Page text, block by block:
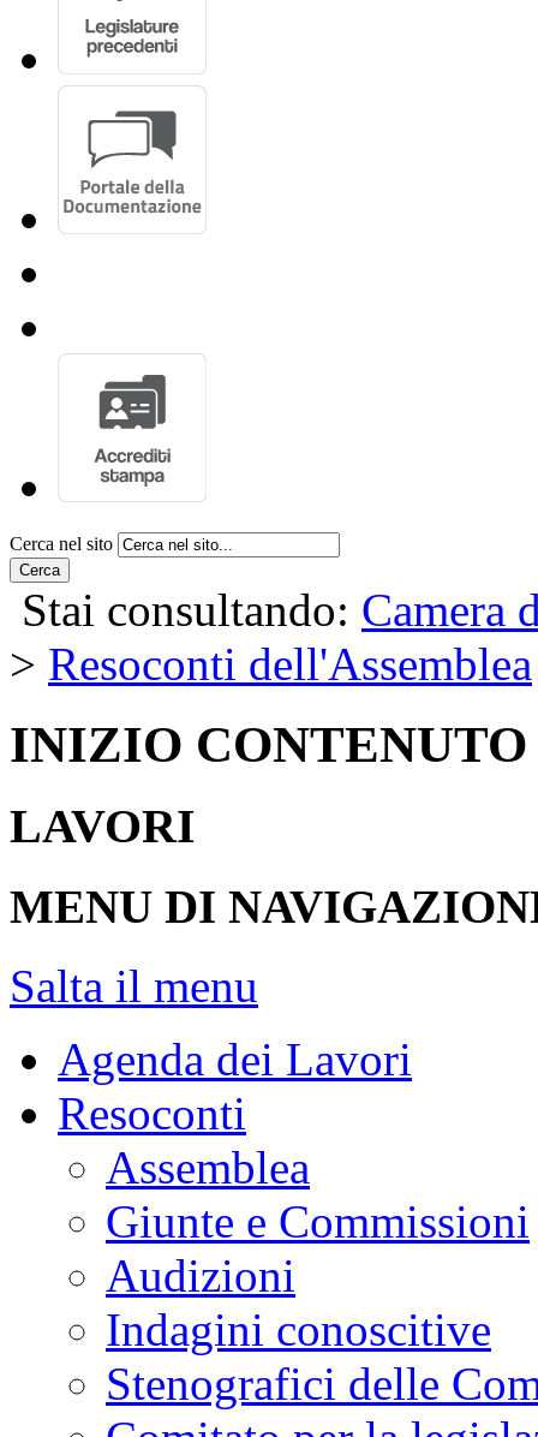
Cerca nel sito
Cerca
Stai consultando: Camera
> Resoconti dell'Assemblea
INIZIO CONTENUTO
LAVORI
MENU DI
Salta il menu
Agenda dei Lavori
Resoconti
Assemblea
Giunte e Commissioni
Audizioni
Indagini conoscitive
Stenografici delle